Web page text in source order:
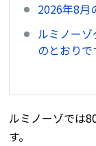
2026年8月
ルミノー
のとおりで
ルミノーゾでは
す。